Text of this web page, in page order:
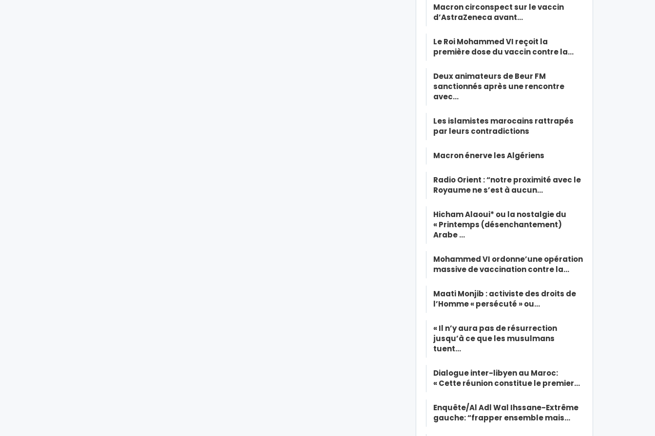
Macron circonspect sur le vaccin
d’AstraZeneca avant…
Le Roi Mohammed VI reçoit la
première dose du vaccin contre la…
Deux animateurs de Beur FM
sanctionnés après une rencontre
avec…
Les islamistes marocains rattrapés
par leurs contradictions
Macron énerve les Algériens
Radio Orient : “notre proximité avec le
Royaume ne s’est à aucun…
Hicham Alaoui* ou la nostalgie du
« Printemps (désenchantement)
Arabe …
Mohammed VI ordonne’une opération
massive de vaccination contre la…
Maati Monjib : activiste des droits de
l’Homme « persécuté » ou…
« Il n’y aura pas de résurrection
jusqu’à ce que les musulmans
tuent…
Dialogue inter-libyen au Maroc:
« Cette réunion constitue le premier…
Enquête/Al Adl Wal Ihssane-Extrême
gauche: “frapper ensemble mais…